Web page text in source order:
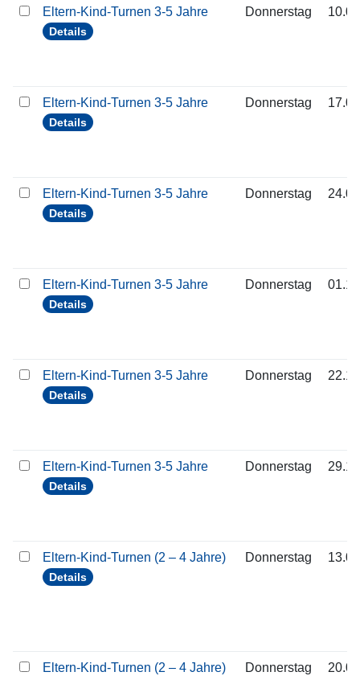
Eltern-Kind-Turnen 3-5 Jahre
Details
Donnerstag
Eltern-Kind-Turnen 3-5 Jahre
Details
Donnerstag
Eltern-Kind-Turnen 3-5 Jahre
Details
Donnerstag
Eltern-Kind-Turnen 3-5 Jahre
Details
Donnerstag
Eltern-Kind-Turnen 3-5 Jahre
Details
Donnerstag
Eltern-Kind-Turnen 3-5 Jahre
Details
Donnerstag
Eltern-Kind-Turnen (2 – 4 Jahre)
Details
Donnerstag
Eltern-Kind-Turnen (2 – 4 Jahre) Donnerstag